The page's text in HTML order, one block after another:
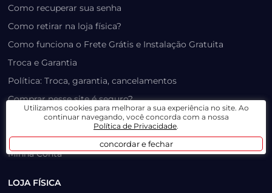
Como recuperar sua senha
Como retirar na loja física?
Como funciona o Frete Grátis e Instalação Gratuita
Troca e Garantia
Política: Troca, garantia, cancelamentos
Comprar nesse site é seguro?
Formas de pagamento
Trabalhe Conosco
Minha Conta
LOJA FÍSICA
Utilizamos cookies para melhorar a sua experiência no site. Ao
continuar navegando, você concorda com a nossa
Política de Privacidade.
concordar e fechar